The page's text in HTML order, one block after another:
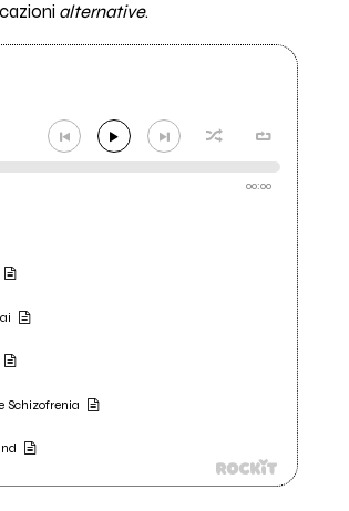
alternative.
00:00
Schizofrenia